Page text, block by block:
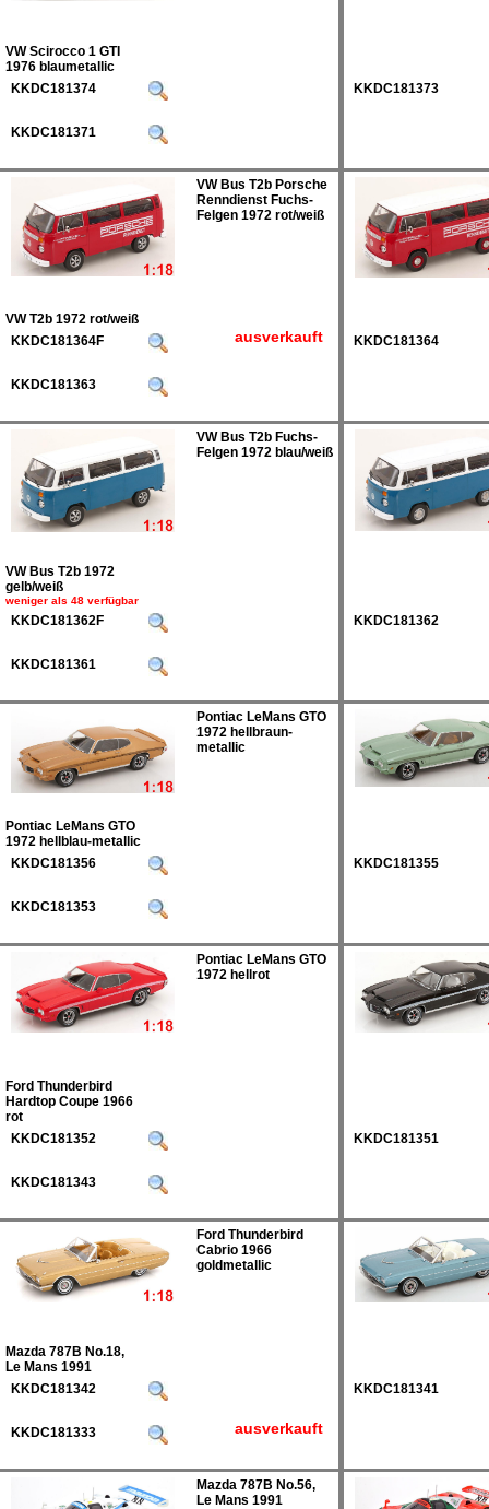
VW Scirocco 1 GTI
1976 blaumetallic
KKDC181374
KKDC181373
KKDC181371
VW Bus T2b Porsche
Renndienst Fuchs-
Felgen 1972 rot/weiß
VW T2b 1972 rot/weiß
KKDC181364F
ausverkauft KKDC181364
KKDC181363
VW Bus T2b Fuchs-
Felgen 1972 blau/weiß
VW Bus T2b 1972
gelb/weiß
weniger als 48 verfügbar
KKDC181362F KKDC181362
KKDC181361
Pontiac LeMans GTO
1972 hellbraun-
metallic
Pontiac LeMans GTO
1972 hellblau-metallic
KKDC181356
KKDC181355
KKDC181353
Pontiac LeMans GTO
1972 hellrot
Ford Thunderbird
Hardtop Coupe 1966
rot
KKDC181352
KKDC181351
KKDC181343
Ford Thunderbird
Cabrio 1966
goldmetallic
Mazda 787B No.18,
Le Mans 1991
KKDC181342
KKDC181341
KKDC181333 ausverkauft
Mazda 787B No.56,
Le Mans 1991